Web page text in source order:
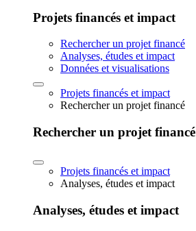
Projets financés et impact
Rechercher un projet financé
Analyses, études et impact
Données et visualisations
Projets financés et impact
Rechercher un projet financé
Rechercher un projet financé
Projets financés et impact
Analyses, études et impact
Analyses, études et impact